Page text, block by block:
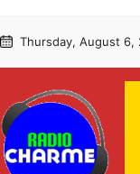
para
conteúdo
to Thursday, August 6,